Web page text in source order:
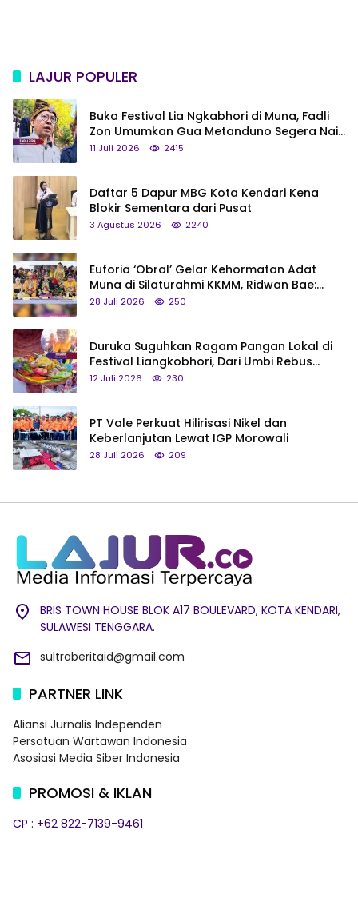
LAJUR POPULER
Buka Festival Lia Ngkabhori di Muna, Fadli
Zon Umumkan Gua Metanduno Segera Naik
Status Jadi Cagar Budaya Nasional
11 Juli 2026 2415
Daftar 5 Dapur MBG Kota Kendari Kena
Blokir Sementara dari Pusat
3 Agustus 2026 2240
Euforia ‘Obral’ Gelar Kehormatan Adat
Muna di Silaturahmi KKMM, Ridwan Bae:
Saya Bukan Tipe Begitu, Belum Pantas!
28 Juli 2026 250
Duruka Suguhkan Ragam Pangan Lokal di
Festival Liangkobhori, Dari Umbi Rebus
hingga Tumpeng Beras Muna
12 Juli 2026 230
PT Vale Perkuat Hilirisasi Nikel dan
Keberlanjutan Lewat IGP Morowali
28 Juli 2026 209
BRIS TOWN HOUSE BLOK A17 BOULEVARD, KOTA KENDARI,
SULAWESI TENGGARA.
sultraberitaid@gmail.com
PARTNER LINK
Aliansi Jurnalis Independen
Persatuan Wartawan Indonesia
Asosiasi Media Siber Indonesia
PROMOSI & IKLAN
CP : +62 822-7139-9461